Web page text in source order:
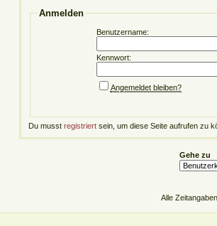
Anmelden
Benutzername:
Kennwort:
Angemeldet bleiben?
Du musst registriert sein, um diese Seite aufrufen zu
Gehe zu
Alle